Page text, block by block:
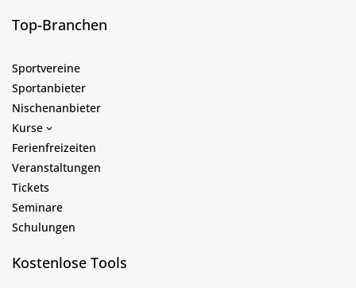
Top-Branchen
Sportvereine
Sportanbieter
Nischenanbieter
Kurse
Ferienfreizeiten
Veranstaltungen
Tickets
Seminare
Schulungen
Kostenlose Tools